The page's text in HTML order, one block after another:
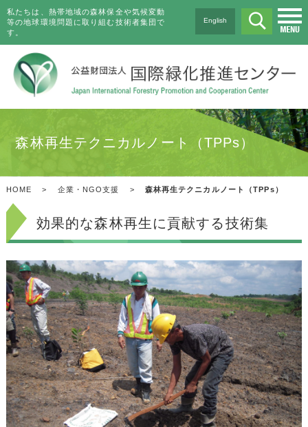
私たちは、熱帯地域の森林保全や気候変動
等の地球環境問題に取り組む技術者集団で
す。
English
森林再生テクニカルノート（TPPs）
HOME > 企業・NGO支援 > 森林再生テクニカルノート（TPPs）
効果的な森林再生に貢献する技術集